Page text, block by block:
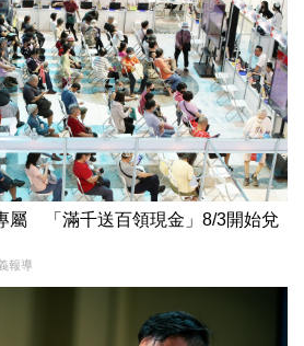
屬 「滿千送百領現金」8/3開始兌
報導